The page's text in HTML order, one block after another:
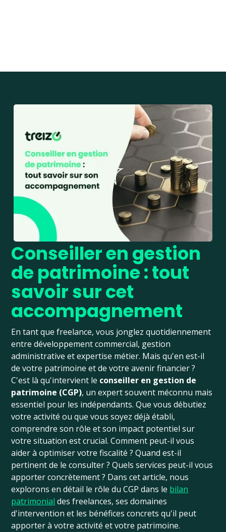
Conseiller en gestion
de patrimoine : tout
savoir sur cet
accompagnement
En tant que freelance, vous jonglez quotidiennement
entre développement commercial, gestion
administrative et expertise métier. Mais qu'en est-il
de votre patrimoine et de votre avenir financier ?
C'est là qu'intervient le conseiller en gestion de
patrimoine (CGP), un expert souvent méconnu mais
essentiel pour les indépendants. Que vous débutiez
votre activité ou que vous soyez déjà établi,
comprendre son rôle et son impact potentiel sur
votre situation est crucial. Comment peut-il vous
aider à optimiser votre fiscalité ? Quand est-il
pertinent de le consulter ? Quels services peut-il vous
apporter concrètement ? Dans cet article, nous
explorons en détail le rôle du CGP dans le bilan
patrimonial des freelances, ses domaines
d'intervention et les bénéfices concrets qu'il peut
apporter à votre activité et votre patrimoine.